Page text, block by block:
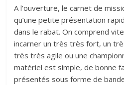
A l’ouverture, le carnet de
qu’une petite présentation
dans le rabat. On comprend
incarner un très très fort, un
très très agile ou une
matériel est simple, de bonne
présentés sous forme de